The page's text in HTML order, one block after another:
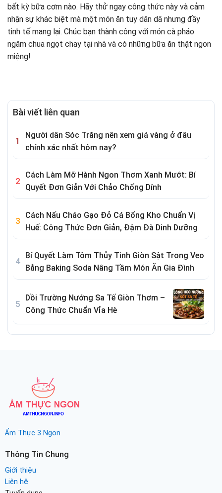
bất kỳ bữa cơm nào. Hãy thử ngay công thức này và cảm
nhận sự khác biệt mà một món ăn tuy dân dã nhưng đầy
tinh tế mang lại. Chúc bạn thành công với món cà pháo
ngâm chua ngọt chay tại nhà và có những bữa ăn thật ngon
miệng!
Bài viết liên quan
Người dân Sóc Trăng nên xem giá vàng ở đâu
chính xác nhất hôm nay?
Cách Làm Mỡ Hành Ngon Thơm Xanh Mướt: Bí
Quyết Đơn Giản Với Chảo Chống Dính
Cách Nấu Cháo Gạo Đỏ Cá Bống Kho Chuẩn Vị
Huế: Công Thức Đơn Giản, Đậm Đà Dinh Dưỡng
Bí Quyết Làm Tôm Thủy Tinh Giòn Sật Trong Veo
Bằng Baking Soda Nâng Tầm Món Ăn Gia Đình
Dồi Trường Nướng Sa Tế Giòn Thơm –
Công Thức Chuẩn Vỉa Hè
Ẩm Thực 3 Ngon
Thông Tin Chung
Giới thiệu
Liên hệ